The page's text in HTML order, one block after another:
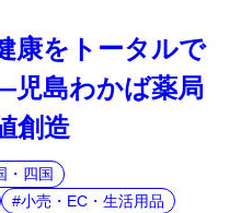
康をトータルで
島わかば薬局
創造
・四国
小売・EC・生活用品